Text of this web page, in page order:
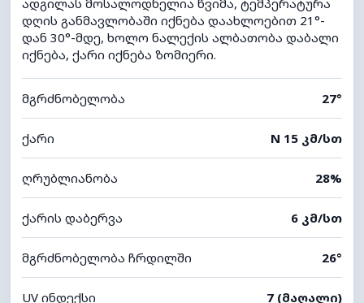
დღის განმავლობაში იქნება დაახლოებით 21°-
დან 30°-მდე, ხოლო ნალექის ალბათობა დაბალი
იქნება, ქარი იქნება ზომიერი.
მგრძნობელობა 27°
ქარი N 15 კმ/სთ
ღრუბლიანობა 28%
ქარის დაბერვა 6 კმ/სთ
მგრძნობელობა ჩრდილში 26°
UV ინდექსი 7 (მაღალი)